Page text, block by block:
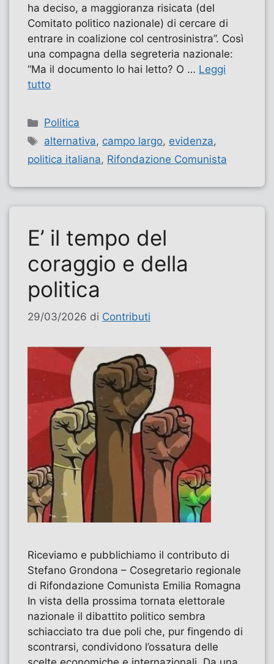
ha deciso, a maggioranza risicata (del
Comitato politico nazionale) di cercare di
entrare in coalizione col centrosinistra”. Così
una compagna della segreteria nazionale:
“Ma il documento lo hai letto? O … Leggi
tutto
Categorie
Politica
Tag
alternativa, campo largo, evidenza,
politica italiana, Rifondazione Comunista
E’ il tempo del
coraggio e della
politica
29/03/2026 di Contributi
Riceviamo e pubblichiamo il contributo di
Stefano Grondona – Cosegretario regionale
di Rifondazione Comunista Emilia Romagna
In vista della prossima tornata elettorale
nazionale il dibattito politico sembra
schiacciato tra due poli che, pur fingendo di
scontrarsi, condividono l’ossatura delle